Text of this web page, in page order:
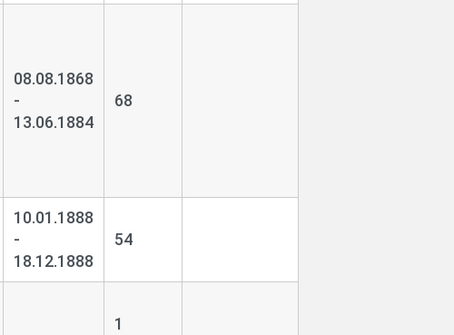
08.08.1868
-
13.06.1884
68
10.01.1888
-
18.12.1888
54
1